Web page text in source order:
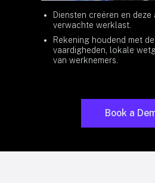
Diensten creëren en deze
verwachte werklast.
Rekening houdend met
vaardigheden, lokale
van werknemers.
Book a